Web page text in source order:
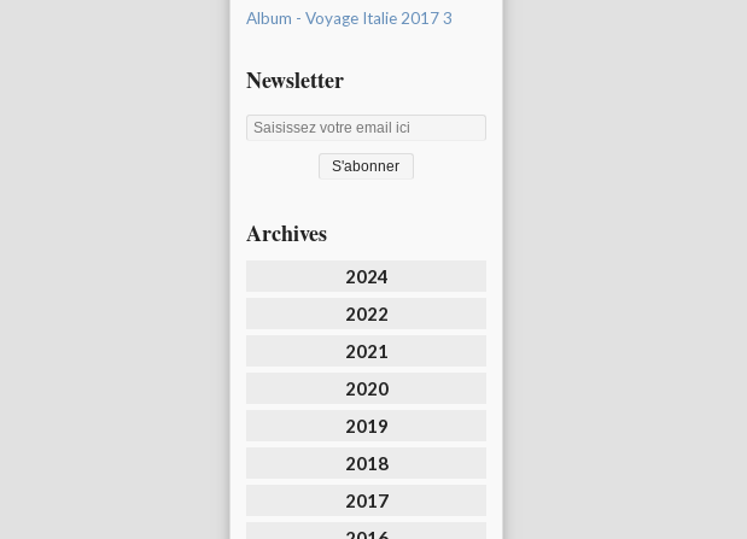
Album - Voyage Italie 2017 3
Newsletter
Archives
2024
2022
2021
2020
2019
2018
2017